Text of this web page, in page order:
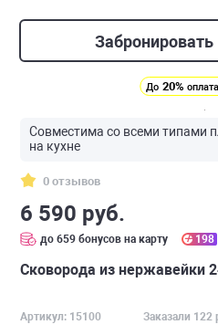
Забронировать
До 20%
Совместима со всеми типами
на кухне
0 отзывов
6 590 руб.
до 659 бонусов на карту 198
Сковорода из нержавейки
Артикул: 15100 Заказали 122